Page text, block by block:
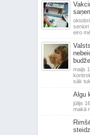
eiro
maijs
sāk
Algu
jūlijs
makā